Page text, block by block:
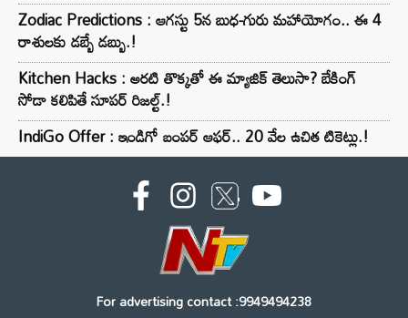
Zodiac Predictions : ఆగస్టు 5న బుధ-గురు మహాయోగం.. ఈ 4
రాశులకు డబ్బే డబ్బు.!
Kitchen Hacks : అరటి తొక్కతో ఈ మ్యాజిక్ తెలుసా? బేకింగ్
సోడా కలిపితే సూపర్ రిజల్ట్.!
IndiGo Offer : ఇండిగో బంపర్ ఆఫర్.. 20 వేల ఉచిత టికెట్లు.!
For advertising contact :9949494238